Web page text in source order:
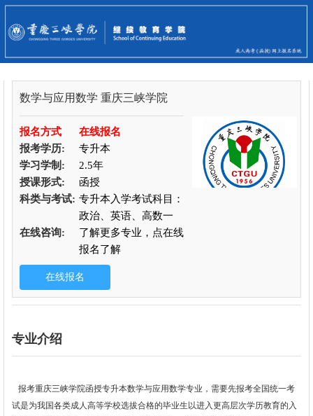
数学与应用数学 重庆三峡学院
报名方式
在线报名
报考学历:
专升本
学习学制:
2.5年
授课形式:
函授
科类与考试: 专升本入学考试科目：
政治、英语、高数一
在线咨询:
了解更多专业，点在线
报名了解
专业介绍
报考重庆三峡学院函授专升本数学与应用数学专业，需要先报考全国统一考
试是为我国各类成人高等学校选拔合格的毕业生以进入更高层次学历教育的入